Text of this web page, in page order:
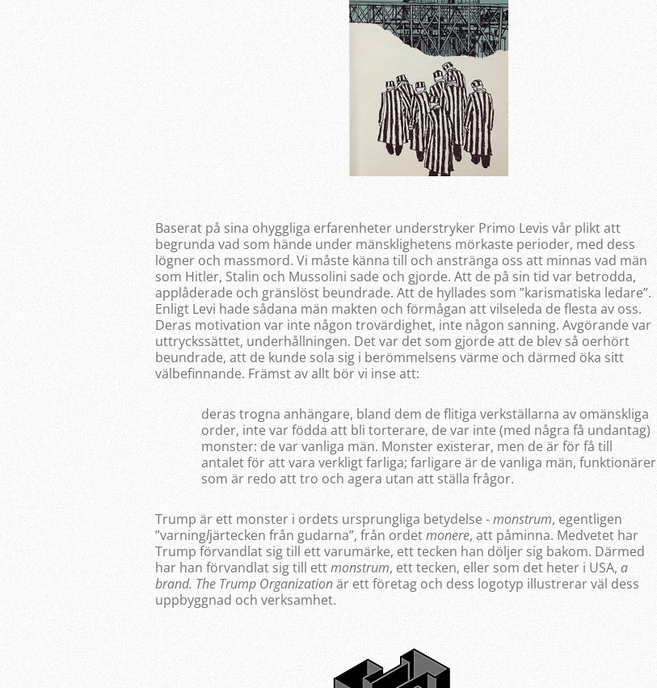
Baserat på sina ohyggliga erfarenheter understryker Primo Levis vår plikt att
begrunda vad som hände under mänsklighetens mörkaste perioder, med dess
lögner och massmord. Vi måste känna till och anstränga oss att minnas vad män
som Hitler, Stalin och Mussolini sade och gjorde. Att de på sin tid var betrodda,
applåderade och gränslöst beundrade. Att de hyllades som ”karismatiska ledare”.
Enligt Levi hade sådana män makten och förmågan att vilseleda de flesta av oss.
Deras motivation var inte någon trovärdighet, inte någon sanning. Avgörande var
uttryckssättet, underhållningen. Det var det som gjorde att de blev så oerhört
beundrade, att de kunde sola sig i berömmelsens värme och därmed öka sitt
välbefinnande. Främst av allt bör vi inse att:
deras trogna anhängare, bland dem de flitiga verkställarna av omänskliga
order, inte var födda att bli torterare, de var inte (med några få undantag)
monster: de var vanliga män. Monster existerar, men de är för få till
antalet för att vara verkligt farliga; farligare är de vanliga män, funktionärer
som är redo att tro och agera utan att ställa frågor.
Trump är ett monster i ordets ursprungliga betydelse -monstrum, egentligen
”varningljärtecken från gudarna”, från ordetmonere, att påminna. Medvetet har
Trump förvandlat sig till ett varumärke, ett tecken han döljer sig bakom. Därmed
har han förvandlat sig till ettmonstrum, ett tecken, eller som det heter i USA, a
brand. The Trump Organizationär ett företag och dess logotyp illustrerar väl dess
uppbyggnad och verksamhet.